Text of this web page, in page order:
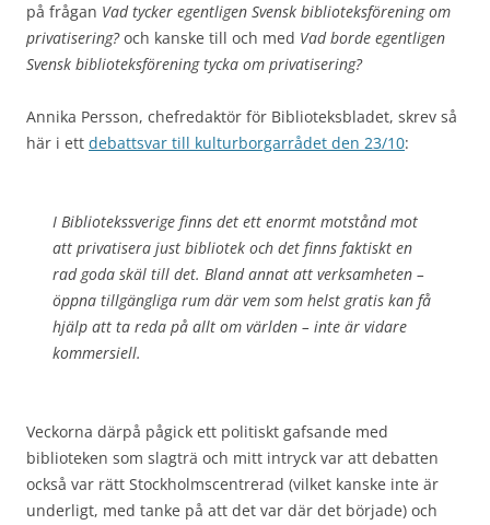
på frågan Vad tycker egentligen Svensk biblioteksförening om
privatisering?och kanske till och med Vad borde egentligen
Svensk biblioteksförening tycka om privatisering?
Annika Persson, chefredaktör för Biblioteksbladet, skrev så
här i ett debattsvar till kulturborgarrådet den 23/10:
I Bibliotekssverige finns det ett enormt motstånd mot
att privatisera just bibliotek och det finns faktiskt en
rad goda skäl till det. Bland annat att verksamheten –
öppna tillgängliga rum där vem som helst gratis kan få
hjälp att ta reda på allt om världen – inte är vidare
kommersiell.
Veckorna därpå pågick ett politiskt gafsande med
biblioteken som slagträ och mitt intryck var att debatten
också var rätt Stockholmscentrerad (vilket kanske inte är
underligt, med tanke på att det var där det började) och